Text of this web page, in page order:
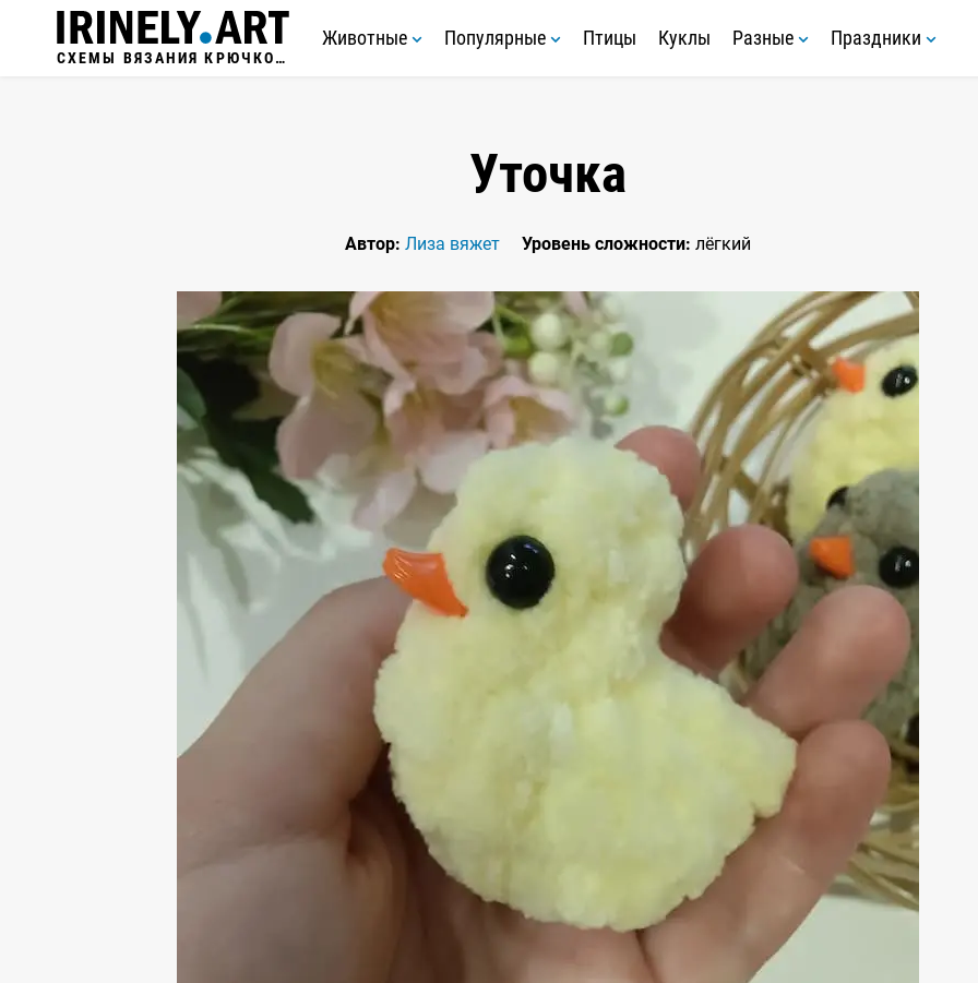
СХЕМЫ ВЯЗАНИЯ КРЮЧКОМ
Животные Популярные Птицы Куклы Разные Праздники
Уточка
Автор: Лиза вяжет Уровень сложности: лёгкий